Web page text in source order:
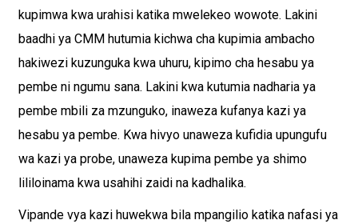
kupimwa kwa urahisi katika mwelekeo wowote. Lakini
baadhi ya CMM hutumia kichwa cha kupimia ambacho
hakiwezi kuzunguka kwa uhuru, kipimo cha hesabu ya
pembe ni ngumu sana. Lakini kwa kutumia nadharia ya
pembe mbili za mzunguko, inaweza kufanya kazi ya
hesabu ya pembe. Kwa hivyo unaweza kufidia upungufu
wa kazi ya probe, unaweza kupima pembe ya shimo
lililoinama kwa usahihi zaidi na kadhalika.
Vipande vya kazi huwekwa bila mpangilio katika nafasi ya